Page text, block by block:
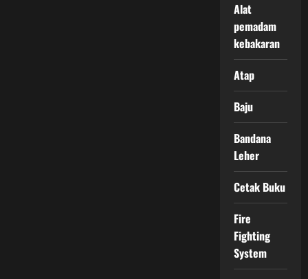
Alat
pemadam
kebakaran
Atap
Baju
Bandana
Leher
Cetak Buku
Fire
Fighting
System